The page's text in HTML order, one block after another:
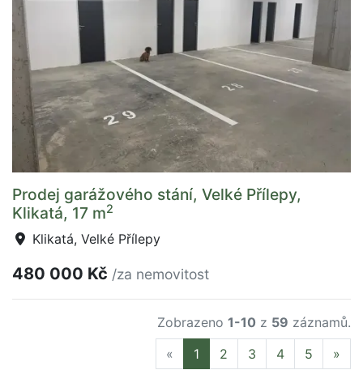
Prodej garážového stání, Velké Přílepy,
Klikatá, 17 m2
Klikatá, Velké Přílepy
480 000 Kč /za nemovitost
Zobrazeno 1-10 z 59 záznamů.
« Previous
1 2 3 4 5 »